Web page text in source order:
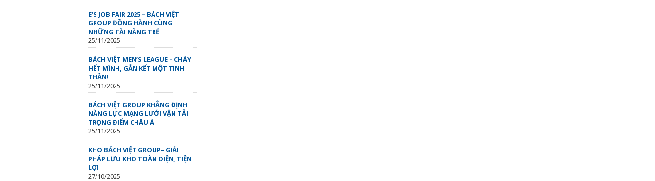
E’S JOB FAIR 2025 – BÁCH VIỆT
GROUP ĐỒNG HÀNH CÙNG
NHỮNG TÀI NĂNG TRẺ
25/11/2025
BÁCH VIỆT MEN’S LEAGUE – CHÁY
HẾT MÌNH, GẮN KẾT MỘT TINH
THẦN!
25/11/2025
BÁCH VIỆT GROUP KHẲNG ĐỊNH
NĂNG LỰC MẠNG LƯỚI VẬN TẢI
TRỌNG ĐIỂM CHÂU Á
25/11/2025
KHO BÁCH VIỆT GROUP– GIẢI
PHÁP LƯU KHO TOÀN DIỆN, TIỆN
LỢI
27/10/2025